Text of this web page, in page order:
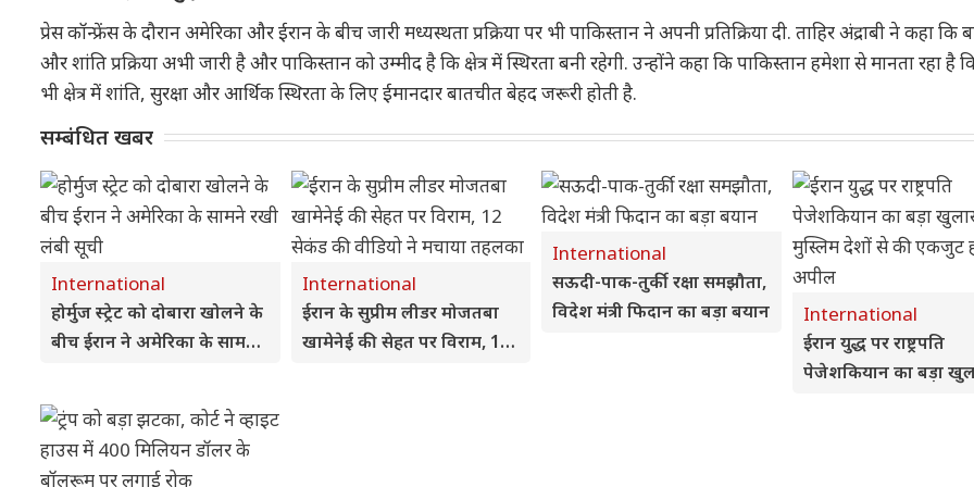
प्रेस कॉन्फ्रेंस के दौरान अमेरिका और ईरान के बीच जारी मध्यस्थता प्रक्रिया पर भी पाकिस्तान ने अपनी प्रतिक्रिया दी. ताहिर अंद्राबी ने कहा कि
और शांति प्रक्रिया अभी जारी है और पाकिस्तान को उम्मीद है कि क्षेत्र में स्थिरता बनी रहेगी. उन्होंने कहा कि पाकिस्तान हमेशा से मानता रहा है
भी क्षेत्र में शांति, सुरक्षा और आर्थिक स्थिरता के लिए ईमानदार बातचीत बेहद जरूरी होती है.
सम्बंधित खबर
International
होर्मुज स्ट्रेट को दोबारा खोलने के
बीच ईरान ने अमेरिका के सामने
International
ईरान के सुप्रीम लीडर मोजतबा
खामेनेई की सेहत पर विराम, 12
International
सऊदी-पाक-तुर्की रक्षा समझौता,
विदेश मंत्री फिदान का बड़ा बयान
International
ईरान युद्ध पर राष्ट्रपति
पेजेशकियान का बड़ा